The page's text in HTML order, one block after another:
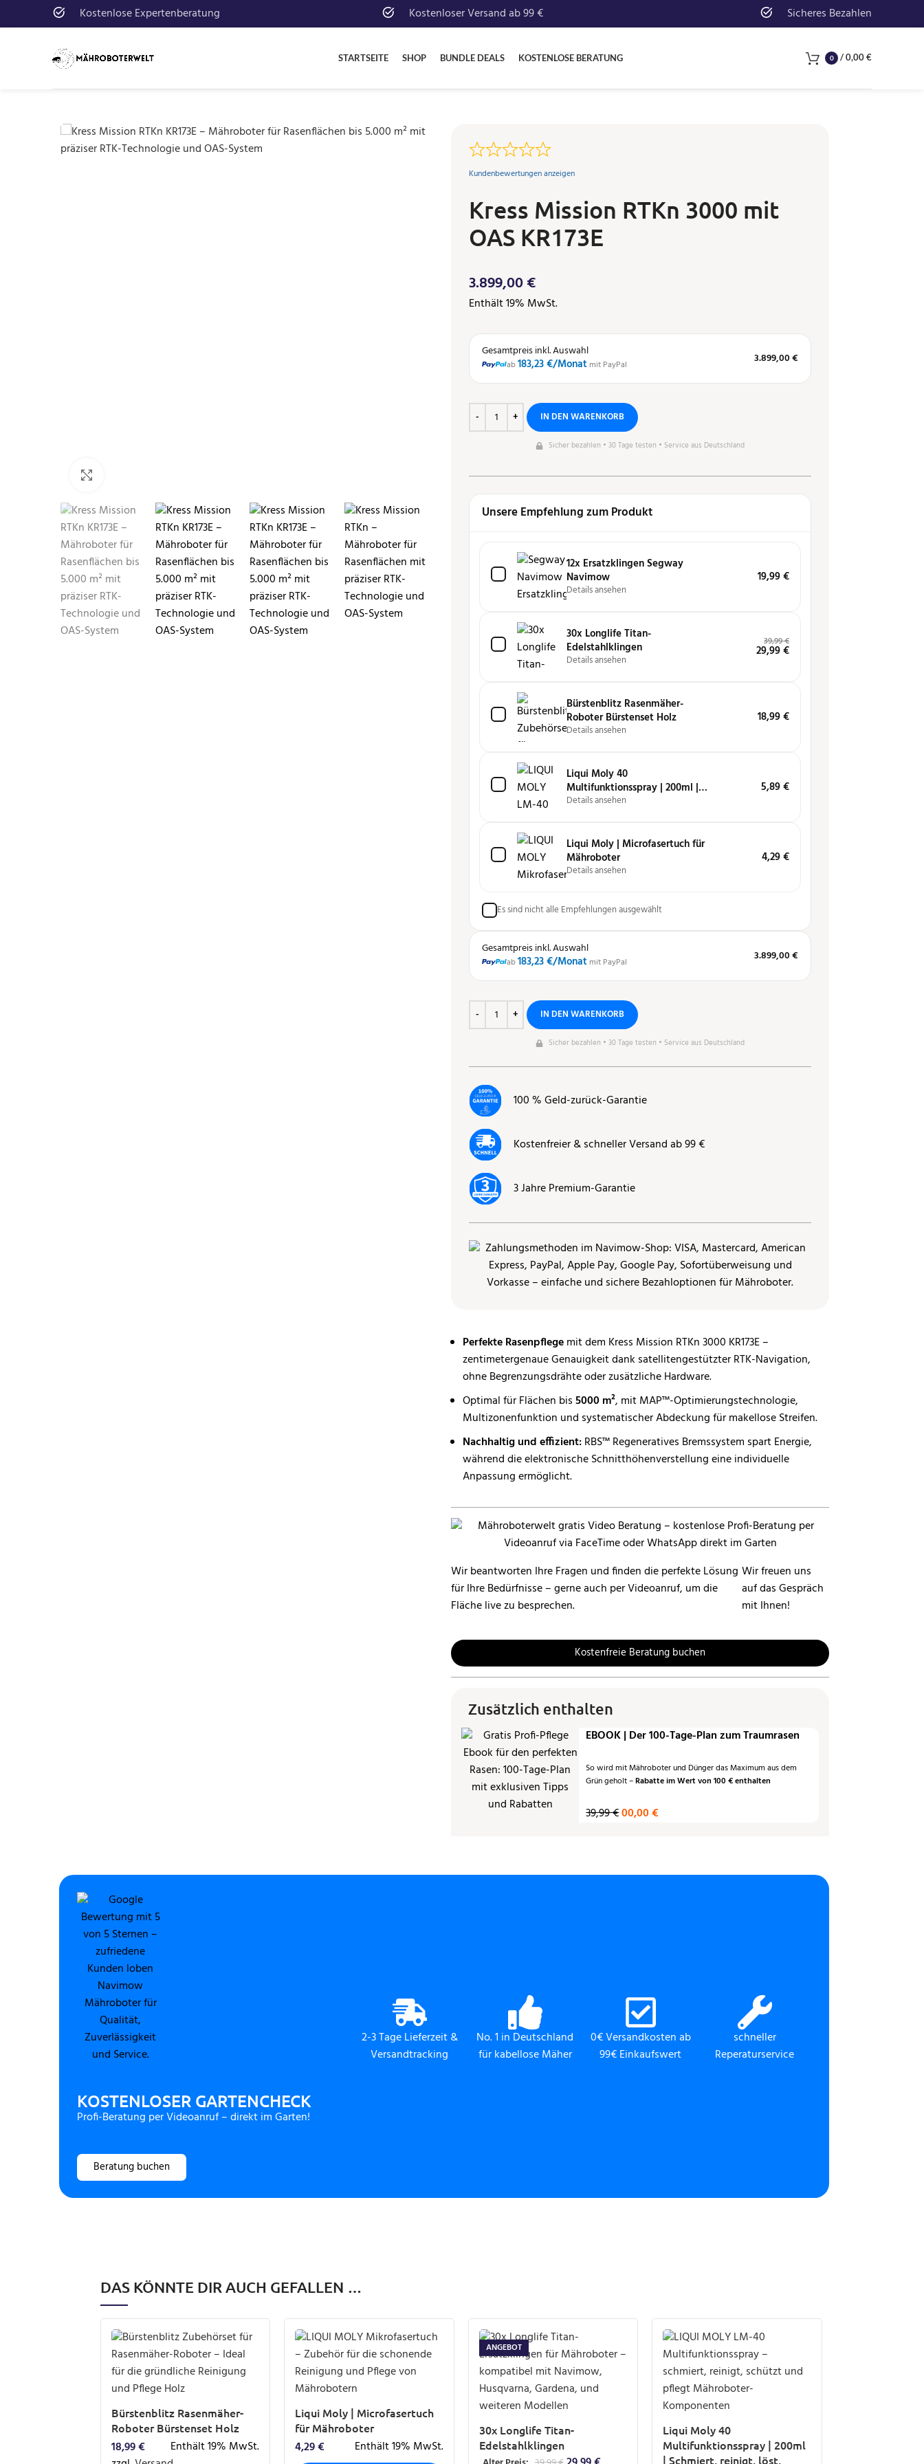
Kostenlose Expertenberatung Kostenloser Versand ab 99 € Sicheres Bezahlen
STARTSEITE SHOP BUNDLE DEALS KOSTENLOSE BERATUNG 0 /0,00€
Kundenbewertungen anzeigen
Kress Mission RTKn 3000 mit
OAS KR173E
3.899,00€
Enthält 19% MwSt.
Gesamtpreis inkl. Auswahl
ab183,23 €/Monat mit PayPal 3.899,00 €
IN DEN WARENKORB
Sicher bezahlen • 30 Tage testen • Service aus Deutschland
Unsere Empfehlung zum Produkt
12x Ersatzklingen Segway
Navimow
Details ansehen
19,99€
30x Longlife Titan-
Edelstahlklingen
Details ansehen
39,99€
29,99€
Bürstenblitz Rasenmäher-
Roboter Bürstenset Holz
Details ansehen
18,99€
Liqui Moly 40
Multifunktionsspray | 200ml |
Schmiert, reinigt, löst, schützt
Details ansehen
5,89€
Liqui Moly | Microfasertuch für
Mähroboter
Details ansehen
4,29€
Es sind nicht alle Empfehlungen ausgewählt
Gesamtpreis inkl. Auswahl
ab183,23 €/Monat mit PayPal 3.899,00 €
IN DEN WARENKORB
Sicher bezahlen • 30 Tage testen • Service aus Deutschland
100 % Geld-zurück-Garantie
Kostenfreier & schneller Versand ab 99 €
3 Jahre Premium-Garantie
Perfekte Rasenpflegemit dem Kress Mission RTKn 3000 KR173E –
zentimetergenaue Genauigkeit dank satellitengestützter RTK-Navigation,
ohne Begrenzungsdrähte oder zusätzliche Hardware.
Optimal für Flächen bis5000 m², mit MAP™-Optimierungstechnologie,
Multizonenfunktion und systematischer Abdeckung für makellose Streifen.
Nachhaltig und effizient:RBS™ Regeneratives Bremssystem spart Energie,
während die elektronische Schnitthöhenverstellung eine individuelle
Anpassung ermöglicht.
Wir beantworten Ihre Fragen und finden die perfekte Lösung
für Ihre Bedürfnisse – gerne auch per Videoanruf, um die
Fläche live zu besprechen.
Wir freuen uns
auf das Gespräch
mit Ihnen!
Kostenfreie Beratung buchen
Zusätzlich enthalten
EBOOK | Der 100-Tage-Plan zum Traumrasen
So wird mit Mähroboter und Dünger das Maximum aus dem
Grün geholt –Rabatte im Wert von 100 € enthalten
39,99 €00,00 €
KOSTENLOSER GARTENCHECK
Profi-Beratung per Videoanruf – direkt im Garten!
Beratung buchen
2-3 Tage Lieferzeit &
Versandtracking
No. 1 in Deutschland
für kabellose Mäher
0€ Versandkosten ab
99€ Einkaufswert
schneller
Reperaturservice
DAS KÖNNTE DIR AUCH GEFALLEN …
Bürstenblitz Rasenmäher-
Roboter Bürstenset Holz
18,99€
Enthält 19% MwSt.
Liqui Moly | Microfasertuch
für Mähroboter
4,29€ Enthält 19% MwSt.
ANGEBOT
30x Longlife Titan-
Edelstahlklingen
Liqui Moly 40
Multifunktionsspray | 200ml
| Schmiert, reinigt, löst,